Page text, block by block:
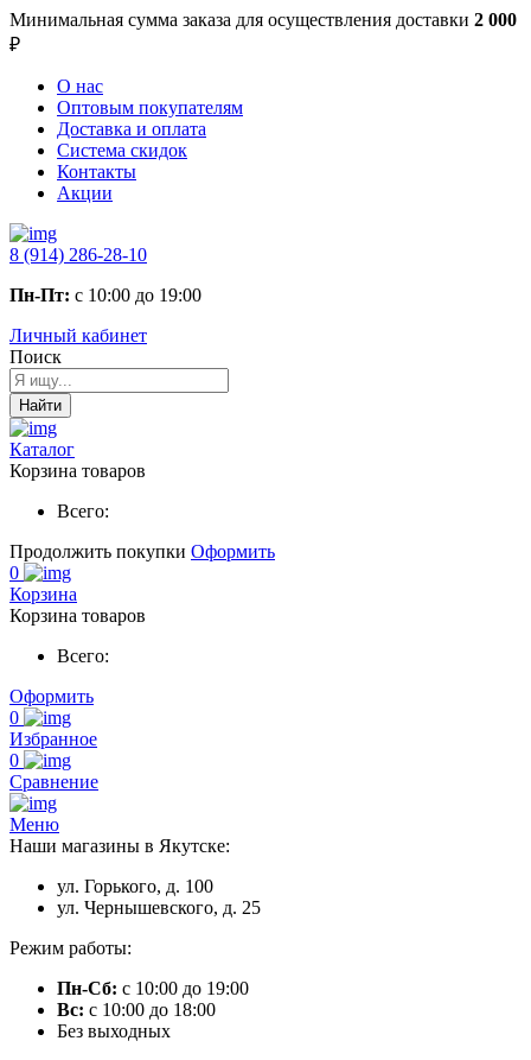
Минимальная сумма заказа для осуществления доставки 2 000
₽
О нас
Оптовым покупателям
Доставка и оплата
Система скидок
Контакты
Акции
8 (914) 286-28-10
Пн-Пт: с 10:00 до 19:00
Личный кабинет
Поиск
Найти
Каталог
Корзина товаров
Всего:
Продолжить покупки Оформить
0
Корзина
Корзина товаров
Всего:
Оформить
0
Избранное
0
Сравнение
Меню
Наши магазины в Якутске:
ул. Горького, д. 100
ул. Чернышевского, д. 25
Режим работы:
Пн-Сб: с 10:00 до 19:00
Вс: с 10:00 до 18:00
Без выходных